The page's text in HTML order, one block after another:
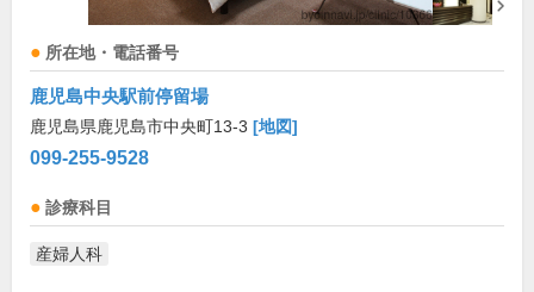
所在地・電話番号
鹿児島中央駅前停留場
鹿児島県鹿児島市中央町13-3 [地図]
099-255-9528
診療科目
産婦人科